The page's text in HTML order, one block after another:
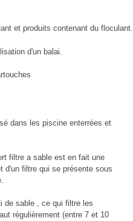
et produits contenant du floculant.
d'un balai.
dans les piscine enterrées et
filtre a sable est en fait une
d'un filtre qui se présente sous
de sable , ce qui filtre les
régulièrement (entre 7 et 10